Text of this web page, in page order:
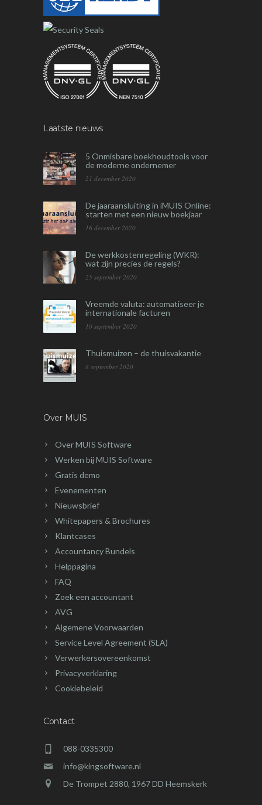
Laatste nieuws
5 Onmisbare boekhoudtools voor
de moderne ondernemer
21 december 2020
De jaaraansluiting in iMUIS Online:
starten met een nieuw boekjaar
16 december 2020
De werkkostenregeling (WKR):
wat zijn precies de regels?
25 september 2020
Vreemde valuta: automatiseer je
internationale facturen
10 september 2020
Thuismuizen – de thuisvakantie
8 september 2020
Over MUIS
Over MUIS Software
Werken bij MUIS Software
Gratis demo
Evenementen
Nieuwsbrief
Whitepapers & Brochures
Klantcases
Accountancy Bundels
Helppagina
FAQ
Zoek een accountant
AVG
Algemene Voorwaarden
Service Level Agreement (SLA)
Verwerkersovereenkomst
Privacyverklaring
Cookiebeleid
Contact
088-0335300
info@kingsoftware.nl
De Trompet 2880, 1967 DD Heemskerk